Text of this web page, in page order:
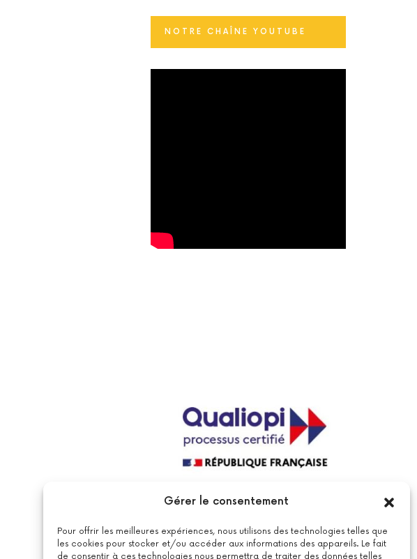
Gérer le consentement
Pour offrir les meilleures expériences, nous utilisons des technologies telles que
les cookies pour stocker et/ou accéder aux informations des appareils. Le fait
de consentir à ces technologies nous permettra de traiter des données telles
NOTRE CHAÎNE YOUTUBE
La certification qualité a été délivrée au
de formations.Voir le certificat